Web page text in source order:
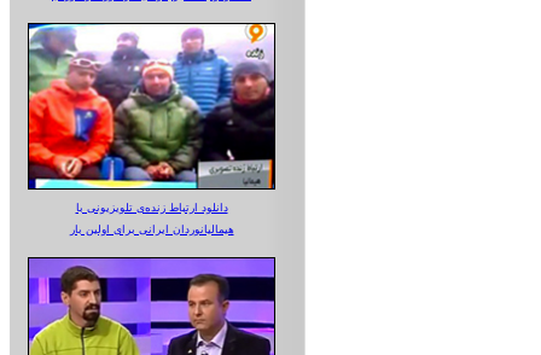
دانلود ارتباط زنده‌ی تلویزیونی‌ با
هیمالیانوردان ایرانی برای اولین بار